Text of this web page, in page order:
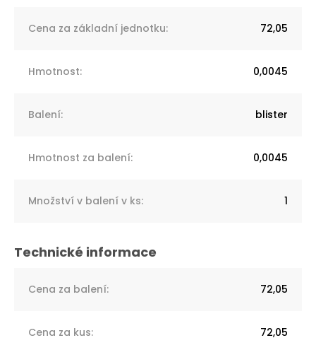
Cena za základní jednotku: 72,05
Hmotnost: 0,0045
Balení: blister
Hmotnost za balení: 0,0045
Množství v balení v ks: 1
Cena za balení: 72,05
Cena za kus: 72,05